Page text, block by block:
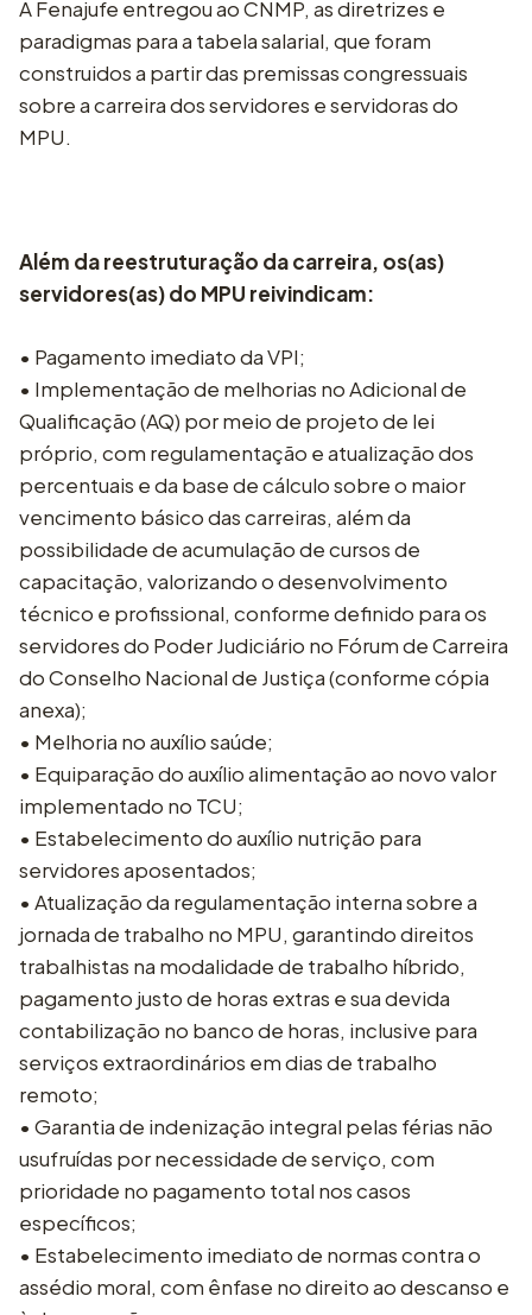
A Fenajufe entregou ao CNMP, as diretrizes e
paradigmas para a tabela salarial, que foram
construidos a partir das premissas congressuais
sobre a carreira dos servidores e servidoras do
MPU.
Além da reestruturação da carreira, os(as)
servidores(as) do MPU reivindicam:
• Pagamento imediato da VPI;
• Implementação de melhorias no Adicional de
Qualificação (AQ) por meio de projeto de lei
próprio, com regulamentação e atualização dos
percentuais e da base de cálculo sobre o maior
vencimento básico das carreiras, além da
possibilidade de acumulação de cursos de
capacitação, valorizando o desenvolvimento
técnico e profissional, conforme definido para os
servidores do Poder Judiciário no Fórum de Carreira
do Conselho Nacional de Justiça (conforme cópia
anexa);
• Melhoria no auxílio saúde;
• Equiparação do auxílio alimentação ao novo valor
implementado no TCU;
• Estabelecimento do auxílio nutrição para
servidores aposentados;
• Atualização da regulamentação interna sobre a
jornada de trabalho no MPU, garantindo direitos
trabalhistas na modalidade de trabalho híbrido,
pagamento justo de horas extras e sua devida
contabilização no banco de horas, inclusive para
serviços extraordinários em dias de trabalho
remoto;
• Garantia de indenização integral pelas férias não
usufruídas por necessidade de serviço, com
prioridade no pagamento total nos casos
específicos;
• Estabelecimento imediato de normas contra o
assédio moral, com ênfase no direito ao descanso e